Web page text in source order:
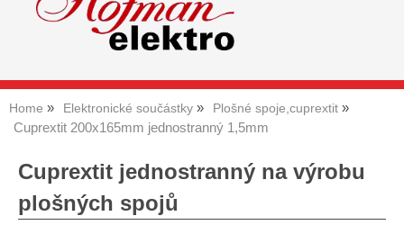
Home Elektronické součástky Plošné spoje,cuprextit
Cuprextit 200x165mm jednostranný 1,5mm
Cuprextit jednostranný na výrobu
plošných spojů